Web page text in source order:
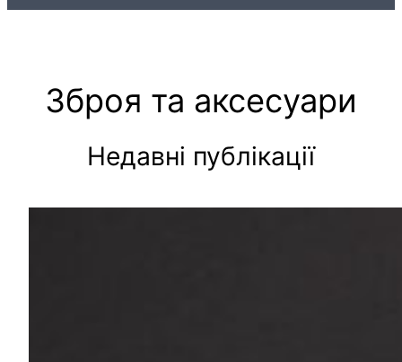
Зброя та аксесуари
Недавні публікації